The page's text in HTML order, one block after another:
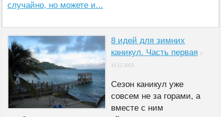
случайно, но можете и...
8 идей для зимних
каникул. Часть первая //
10.12.2013
Сезон каникул уже
совсем не за горами, а
вместе с ним